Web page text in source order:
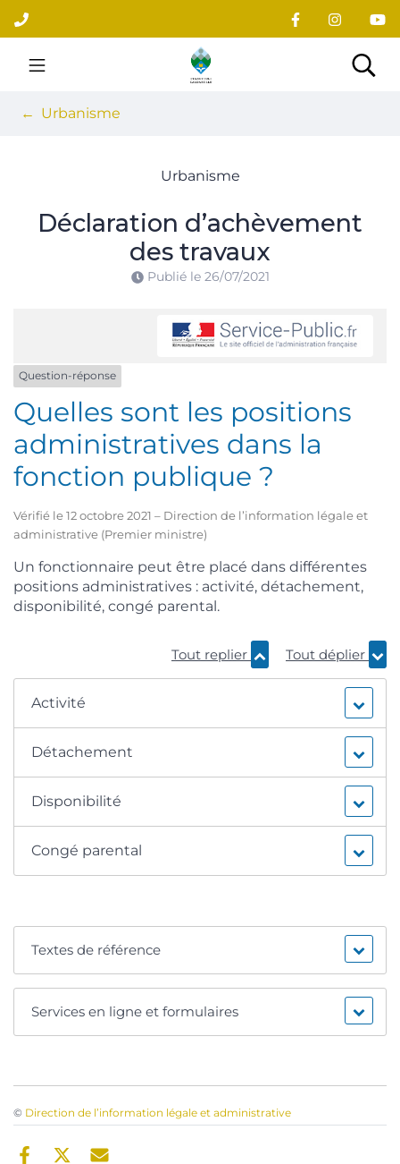
Aller
au
contenu
Site officiel du village
Urbanisme
Urbanisme
Déclaration d’achèvement
des travaux
Publié le 26/07/2021
Question-réponse
Quelles sont les positions
administratives dans la
fonction publique ?
Vérifié le 12 octobre 2021 – Direction de l’information légale et
administrative (Premier ministre)
Un fonctionnaire peut être placé dans différentes
positions administratives : activité, détachement,
disponibilité, congé parental.
Tout replier Tout déplier
Activité
Détachement
Disponibilité
Congé parental
Textes de référence
Services en ligne et formulaires
© Direction de l’information légale et administrative